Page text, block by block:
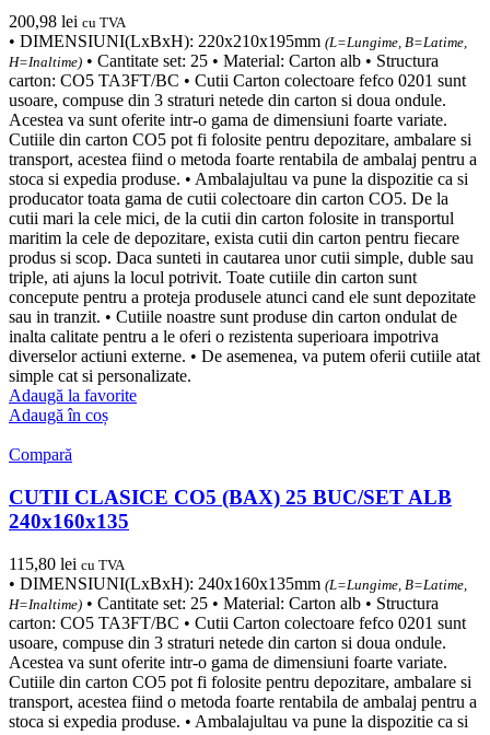
200,98 lei cu TVA
• DIMENSIUNI(LxBxH): 220x210x195mm (L=Lungime, B=Latime,
H=Inaltime) • Cantitate set: 25 • Material: Carton alb • Structura
carton: CO5 TA3FT/BC • Cutii Carton colectoare fefco 0201 sunt
usoare, compuse din 3 straturi netede din carton si doua ondule.
Acestea va sunt oferite intr-o gama de dimensiuni foarte variate.
Cutiile din carton CO5 pot fi folosite pentru depozitare, ambalare si
transport, acestea fiind o metoda foarte rentabila de ambalaj pentru a
stoca si expedia produse. • Ambalajultau va pune la dispozitie ca si
producator toata gama de cutii colectoare din carton CO5. De la
cutii mari la cele mici, de la cutii din carton folosite in transportul
maritim la cele de depozitare, exista cutii din carton pentru fiecare
produs si scop. Daca sunteti in cautarea unor cutii simple, duble sau
triple, ati ajuns la locul potrivit. Toate cutiile din carton sunt
concepute pentru a proteja produsele atunci cand ele sunt depozitate
sau in tranzit. • Cutiile noastre sunt produse din carton ondulat de
inalta calitate pentru a le oferi o rezistenta superioara impotriva
diverselor actiuni externe. • De asemenea, va putem oferii cutiile atat
simple cat si personalizate.
Adaugă la favorite
Adaugă în coș
Compară
CUTII CLASICE CO5 (BAX) 25 BUC/SET ALB
240x160x135
115,80 lei cu TVA
• DIMENSIUNI(LxBxH): 240x160x135mm (L=Lungime, B=Latime,
H=Inaltime) • Cantitate set: 25 • Material: Carton alb • Structura
carton: CO5 TA3FT/BC • Cutii Carton colectoare fefco 0201 sunt
usoare, compuse din 3 straturi netede din carton si doua ondule.
Acestea va sunt oferite intr-o gama de dimensiuni foarte variate.
Cutiile din carton CO5 pot fi folosite pentru depozitare, ambalare si
transport, acestea fiind o metoda foarte rentabila de ambalaj pentru a
stoca si expedia produse. • Ambalajultau va pune la dispozitie ca si